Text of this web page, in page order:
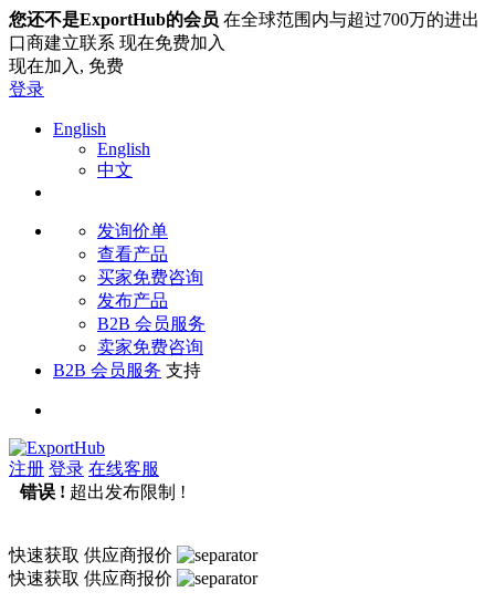
您还不是ExportHub的会员 在全球范围内与超过700万的进出
口商建立联系 现在免费加入
现在加入, 免费
登录
English
English
中文
发询价单
查看产品
买家免费咨询
发布产品
B2B 会员服务
卖家免费咨询
B2B 会员服务 支持
注册 登录 在线客服
错误 ! 超出发布限制 !
快速获取 供应商报价
快速获取 供应商报价